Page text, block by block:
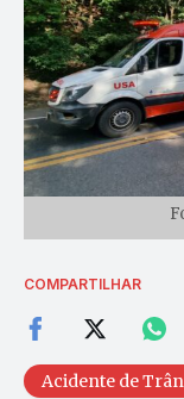
COMPARTILHAR
Acidente de